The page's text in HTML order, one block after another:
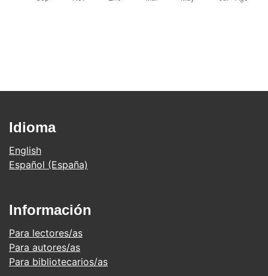
Idioma
English
Español (España)
Información
Para lectores/as
Para autores/as
Para bibliotecarios/as